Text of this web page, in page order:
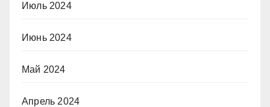
Июль 2024
Июнь 2024
Май 2024
Апрель 2024